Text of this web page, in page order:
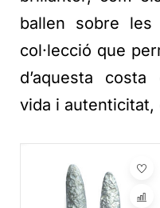
ballen sobre les
col·lecció que
d’aquesta
vida i autenticitat,